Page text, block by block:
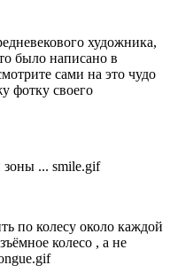
художника,
было написано в
сами на это чудо
фотку своего
зоны ... smile.gif
по колесу около каждой
колесо , а не